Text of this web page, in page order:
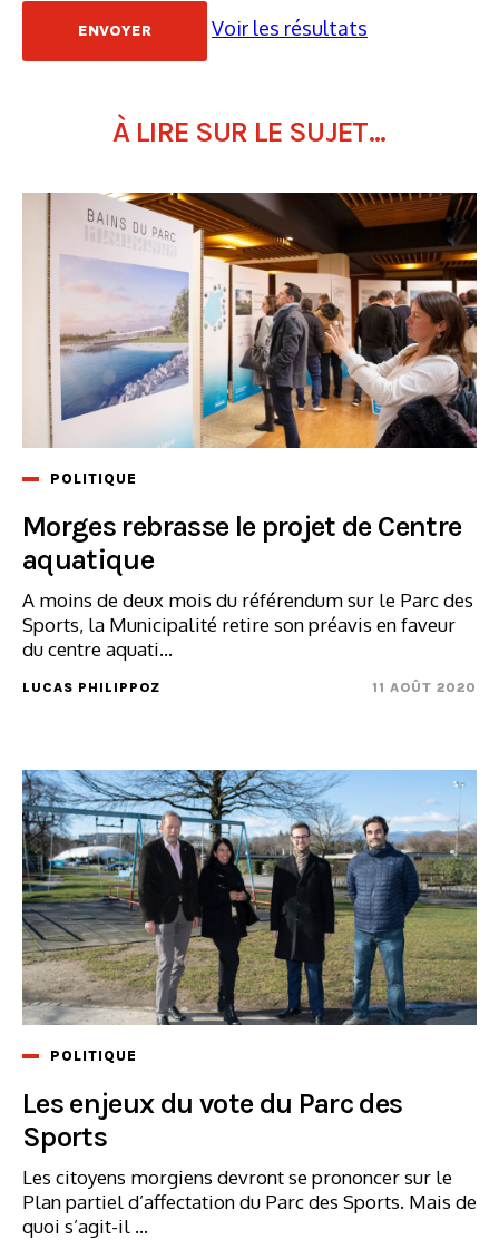
Voir les résultats
À LIRE SUR LE SUJET...
POLITIQUE
Morges rebrasse le projet de Centre
aquatique
A moins de deux mois du référendum sur le Parc des
Sports, la Municipalité retire son préavis en faveur
du centre aquati...
LUCAS PHILIPPOZ 11 AOÛT 2020
POLITIQUE
Les enjeux du vote du Parc des
Sports
Les citoyens morgiens devront se prononcer sur le
Plan partiel d’affectation du Parc des Sports. Mais de
quoi s’agit-il ...